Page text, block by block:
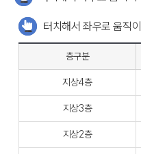
터치해서 좌우로 움직
층구분
지상4층
지상3층
지상2층